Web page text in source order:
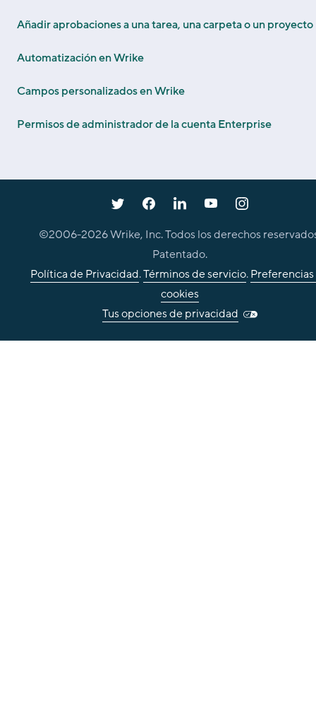
Añadir aprobaciones a una tarea, una carpeta o un proyecto
Automatización en Wrike
Campos personalizados en Wrike
Permisos de administrador de la cuenta Enterprise
©2006-2026Wrike, Inc. Todos los derechos
Patentado.
Política de Privacidad.Términos de servicio.
cookies
Tus opciones de privacidad